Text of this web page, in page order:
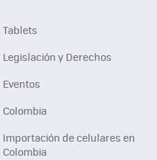
Tablets
Legislación y Derechos
Eventos
Colombia
Importación de celulares en
Colombia